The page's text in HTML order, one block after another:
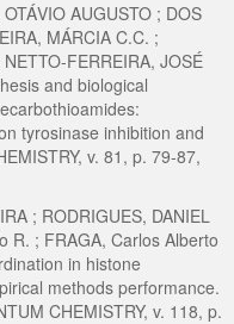
AUGUSTO ; DOS
MÁRCIA C.C. ;
FERREIRA, JOSÉ
and biological
tyrosinase inhibition and
v. 81, p. 79-87,
; RODRIGUES, DANIEL
R. ; FRAGA, Carlos Alberto
in histone
methods performance.
CHEMISTRY, v. 118, p.